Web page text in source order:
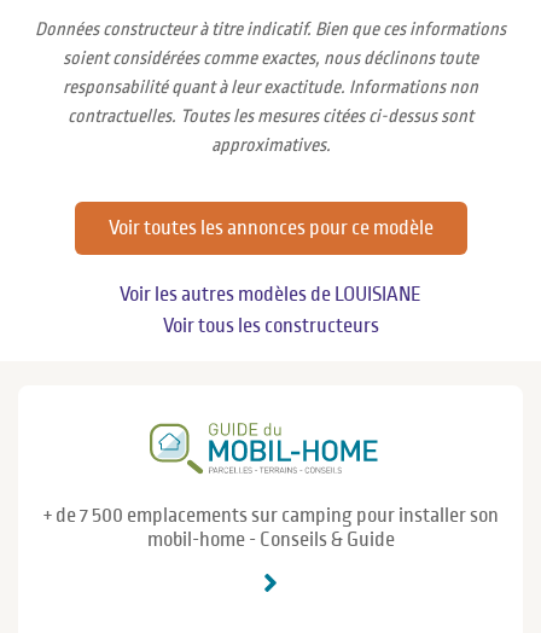
Données constructeur à titre indicatif. Bien que ces informations
soient considérées comme exactes, nous déclinons toute
responsabilité quant à leur exactitude. Informations non
contractuelles. Toutes les mesures citées ci-dessus sont
approximatives.
Voir toutes les annonces pour ce modèle
Voir les autres modèles de LOUISIANE
Voir tous les constructeurs
+ de 7 500 emplacements sur camping pour installer son
mobil-home - Conseils & Guide